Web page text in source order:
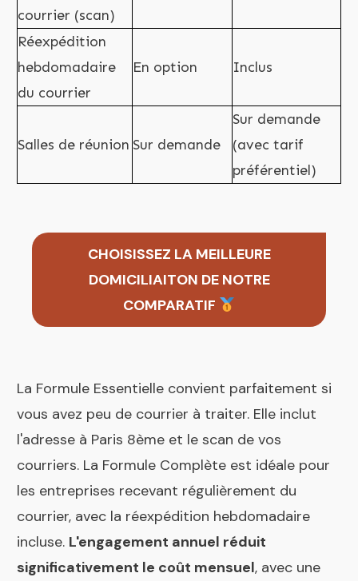
courrier (scan)
Réexpédition
hebdomadaire
du courrier
En option Inclus
Salles de réunion Sur demande
Sur demande
(avec tarif
préférentiel)
CHOISISSEZ LA MEILLEURE
DOMICILIAITON DE NOTRE
COMPARATIF
La Formule Essentielle convient parfaitement si
vous avez peu de courrier à traiter. Elle inclut
l'adresse à Paris 8ème et le scan de vos
courriers. La Formule Complète est idéale pour
les entreprises recevant régulièrement du
courrier, avec la réexpédition hebdomadaire
incluse. L'engagement annuel réduit
significativement le coût mensuel, avec une